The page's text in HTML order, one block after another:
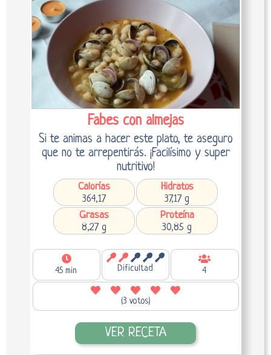
Fabes con almejas
Si te animas a hacer este plato, te aseguro
que no te arrepentirás. ¡Facilísimo y super
nutritivo!
Calorías
364,17
Hidratos
37,17 g
Grasas
8,27 g
Proteína
30,85 g
45 min Dificultad 4
(3 votos)
VER RECETA